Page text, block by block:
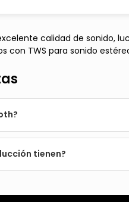
calidad de sonido,
con TWS para sonido
tienen?